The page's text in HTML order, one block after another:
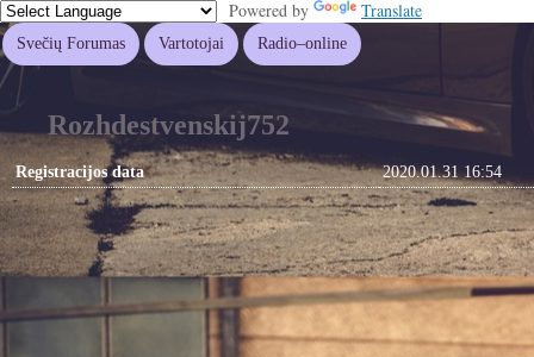
Powered by Translate
Svečių Forumas Vartotojai Radio–online
Rozhdestvenskij752
Registracijos data 2020.01.31 16:54